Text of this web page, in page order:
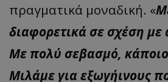
πραγματικά μοναδική. «
διαφορετικά σε σχέση με
Με πολύ σεβασμό,
Μιλάμε για εξωγήινους